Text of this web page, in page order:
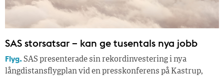
SAS storsatsar – kan ge tusentals nya jobb
Flyg.SAS presenterade sin rekordinvestering i nya
långdistansflygplan vid en presskonferens på Kastrup,